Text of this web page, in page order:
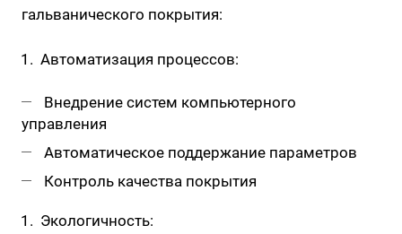
гальванического покрытия:
Автоматизация процессов:
Внедрение систем компьютерного
управления
Автоматическое поддержание параметров
Контроль качества покрытия
Экологичность: